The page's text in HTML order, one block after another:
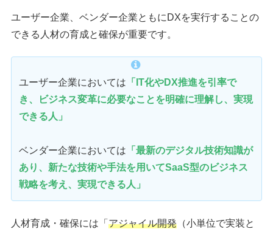
ユーザー企業、ベンダー企業ともにDXを実行することの
できる人材の育成と確保が重要です。
ユーザー企業においては 「IT化やDX推進を引率で
き、ビジネス変革に必要なことを明確に理解し、実現
できる人」
ベンダー企業においては 「最新のデジタル技術知識が
あり、新たな技術や手法を用いてSaaS型のビジネス
戦略を考え、実現できる人」
人材育成・確保には「アジャイル開発 （小単位で実装と